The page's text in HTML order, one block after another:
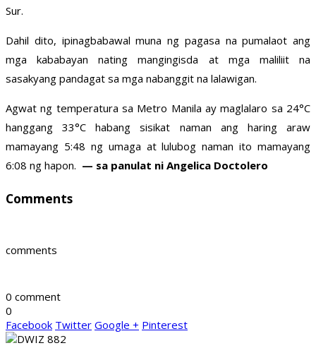
Sur.
Dahil dito, ipinagbabawal muna ng pagasa na pumalaot ang
mga kababayan nating mangingisda at mga maliliit na
sasakyang pandagat sa mga nabanggit na lalawigan.
Agwat ng temperatura sa Metro Manila ay maglalaro sa 24°C
hanggang 33°C habang sisikat naman ang haring araw
mamayang 5:48 ng umaga at lulubog naman ito mamayang
6:08 ng hapon. — sa panulat ni Angelica Doctolero
Comments
comments
0 comment
0
Facebook Twitter Google + Pinterest